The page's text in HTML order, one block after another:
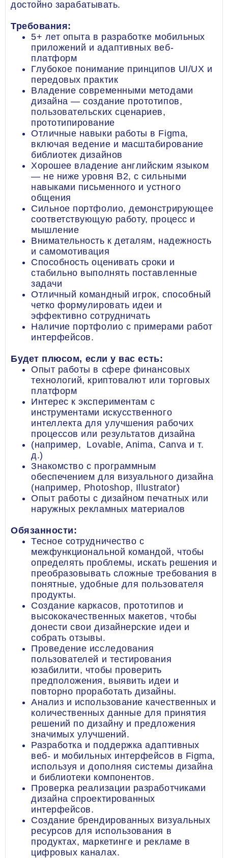
достойно зарабатывать.
Требования:
5+ лет опыта в разработке мобильных
приложений и адаптивных веб-
платформ
Глубокое понимание принципов UI/UX и
передовых практик
Владение современными методами
дизайна — создание прототипов,
пользовательских сценариев,
прототипирование
Отличные навыки работы в Figma,
включая ведение и масштабирование
библиотек дизайнов
Хорошее владение английским языком
— не ниже уровня B2, с сильными
навыками письменного и устного
общения
Сильное портфолио, демонстрирующее
соответствующую работу, процесс и
мышление
Внимательность к деталям, надежность
и самомотивация
Способность оценивать сроки и
стабильно выполнять поставленные
задачи
Отличный командный игрок, способный
четко формулировать идеи и
эффективно сотрудничать
Наличие портфолио с примерами работ
интерфейсов.
Будет плюсом, если у вас есть:
Опыт работы в сфере финансовых
технологий, криптовалют или торговых
платформ
Интерес к экспериментам с
инструментами искусственного
интеллекта для улучшения рабочих
процессов или результатов дизайна
(например, Lovable, Anima, Canva и т.
д.)
Знакомство с программным
обеспечением для визуального дизайна
(например, Photoshop, Illustrator)
Опыт работы с дизайном печатных или
наружных рекламных материалов
Обязанности:
Тесное сотрудничество с
межфункциональной командой, чтобы
определять проблемы, искать решения и
преобразовывать сложные требования в
понятные, удобные для пользователя
продукты.
Создание каркасов, прототипов и
высококачественных макетов, чтобы
донести свои дизайнерские идеи и
собрать отзывы.
Проведение исследования
пользователей и тестирования
юзабилити, чтобы проверить
предположения, выявить идеи и
повторно проработать дизайны.
Анализ и использование качественных и
количественных данные для принятия
решений по дизайну и предложения
значимых улучшений.
Разработка и поддержка адаптивных
веб- и мобильных интерфейсов в Figma,
используя и дополняя системы дизайна
и библиотеки компонентов.
Проверка реализации разработчиками
дизайна спроектированных
интерфейсов.
Создание брендированных визуальных
ресурсов для использования в
продуктах, маркетинге и рекламе в
цифровых каналах.